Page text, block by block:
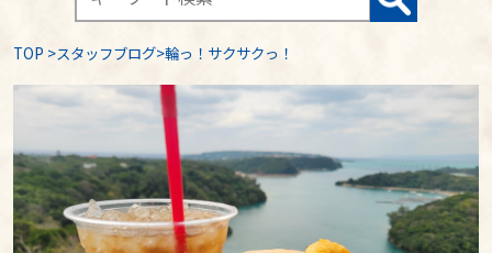
TOP >スタッフブログ>輪っ！サクサクっ！